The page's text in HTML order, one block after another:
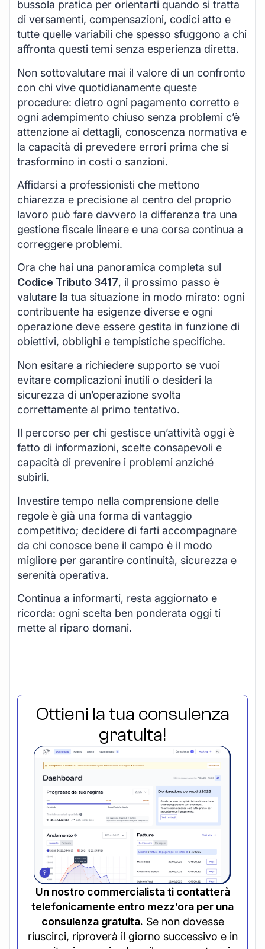
bussola pratica per orientarti quando si tratta
di versamenti, compensazioni, codici atto e
tutte quelle variabili che spesso sfuggono a chi
affronta questi temi senza esperienza diretta.
Non sottovalutare mai il valore di un confronto
con chi vive quotidianamente queste
procedure: dietro ogni pagamento corretto e
ogni adempimento chiuso senza problemi c’è
attenzione ai dettagli, conoscenza normativa e
la capacità di prevedere errori prima che si
trasformino in costi o sanzioni.
Affidarsi a professionisti che mettono
chiarezza e precisione al centro del proprio
lavoro può fare davvero la differenza tra una
gestione fiscale lineare e una corsa continua a
correggere problemi.
Ora che hai una panoramica completa sul
Codice Tributo 3417, il prossimo passo è
valutare la tua situazione in modo mirato: ogni
contribuente ha esigenze diverse e ogni
operazione deve essere gestita in funzione di
obiettivi, obblighi e tempistiche specifiche.
Non esitare a richiedere supporto se vuoi
evitare complicazioni inutili o desideri la
sicurezza di un’operazione svolta
correttamente al primo tentativo.
Il percorso per chi gestisce un’attività oggi è
fatto di informazioni, scelte consapevoli e
capacità di prevenire i problemi anziché
subirli.
Investire tempo nella comprensione delle
regole è già una forma di vantaggio
competitivo; decidere di farti accompagnare
da chi conosce bene il campo è il modo
migliore per garantire continuità, sicurezza e
serenità operativa.
Continua a informarti, resta aggiornato e
ricorda: ogni scelta ben ponderata oggi ti
mette al riparo domani.
Ottieni la tua consulenza
gratuita!
Un nostro commercialista ti contatterà
telefonicamente entro mezz’ora per una
consulenza gratuita. Se non dovesse
riuscirci, riproverà il giorno successivo e in